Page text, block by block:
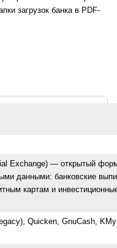
загрузок банка в PDF-
Exchange) — открытый
данными: банковские
картам и
Quicken, GnuCash,